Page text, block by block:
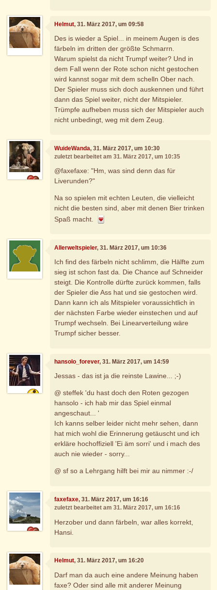
Helmut, 31. März 2017, um 09:58
Des is wieder a Spiel... in meinem Augen is des
färbeln im dritten der größte Schmarrn.
Warum spielst da nicht Trumpf weiter? Und in
dem Fall wenn der Rote schon nicht gestochen
wird kannst sogar mit dem schelln Ober nach.
Der Spieler muss sich doch auskennen und führt
dann das Spiel weiter, nicht der Mitspieler.
Trümpfe aufheben muss sich der Mitspieler auch
nicht unbedingt, weg mit dem Zeug.
WuideWanda, 31. März 2017, um 10:30
zuletzt bearbeitet am 31. März 2017, um 10:35
@faxefaxe: "Hm, was sind denn das für
Liverunden?"
Na so spielen mit echten Leuten, die vielleicht
nicht die besten sind, aber mit denen Bier trinken
Spaß macht.
Allerweltspieler, 31. März 2017, um 10:36
Ich find des färbeln nicht schlimm, die Hälfte zum
sieg ist schon fast da. Die Chance auf Schneider
steigt. Die Kontrolle dürfte zurück kommen, falls
der Spieler die Ass hat und sie gestochen wird.
Dann kann ich als Mitspieler voraussichtlich in
der nächsten Farbe wieder einstechen und auf
Trumpf wechseln. Bei Linearverteilung wäre
Trumpf sicher besser.
hansolo_forever, 31. März 2017, um 14:59
Jessas - das ist ja die reinste Lawine... ;-)
@ steffek 'du hast doch den Roten gezogen
hansolo - ich hab mir das Spiel einmal
angeschaut... '
Ich kanns selber leider nicht mehr sehen, dann
hat mich wohl die Erinnerung getäuscht und ich
erkläre hochoffiziell 'Ei äm sorri' und i mach des
auch nie wieder - sorry...
@ sf so a Lehrgang hilft bei mir au nimmer :-/
faxefaxe, 31. März 2017, um 16:16
zuletzt bearbeitet am 31. März 2017, um 16:16
Herzober und dann färbeln, war alles korrekt,
Hansi.
Helmut, 31. März 2017, um 16:20
Darf man da auch eine andere Meinung haben
faxe? Oder sind alle mit anderer Meinung